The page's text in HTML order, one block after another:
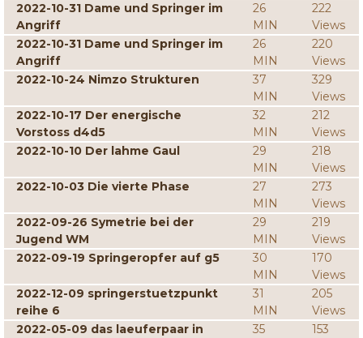
2022-10-31 Dame und Springer im
Angriff
26
MIN
222
Views
2022-10-31 Dame und Springer im
Angriff
26
MIN
220
Views
2022-10-24 Nimzo Strukturen
37
MIN
329
Views
2022-10-17 Der energische
Vorstoss d4d5
32
MIN
212
Views
2022-10-10 Der lahme Gaul
29
MIN
218
Views
2022-10-03 Die vierte Phase
27
MIN
273
Views
2022-09-26 Symetrie bei der
Jugend WM
29
MIN
219
Views
2022-09-19 Springeropfer auf g5
30
MIN
170
Views
2022-12-09 springerstuetzpunkt
reihe 6
31
MIN
205
Views
2022-05-09 das laeuferpaar in
35
153